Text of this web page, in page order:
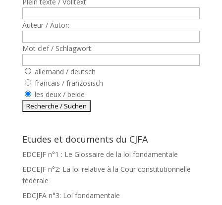
Auteur / Autor:
Mot clef / Schlagwort:
allemand / deutsch
francais / französisch
les deux / beide
Etudes et documents du CJFA
EDCEJF n°1 : Le Glossaire de la loi fondamentale
EDCEJF n°2: La loi relative à la Cour constitutionnelle
fédérale
EDCJFA n°3: Loi fondamentale